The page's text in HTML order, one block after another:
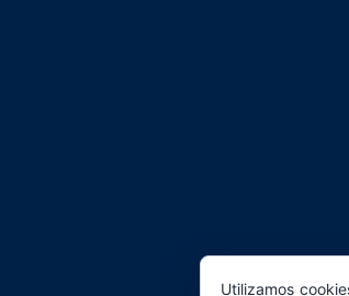
Utilizamos